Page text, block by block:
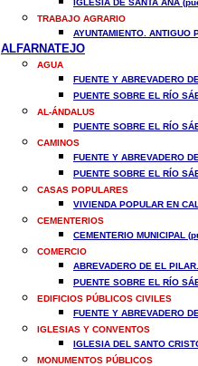
IGLESIA DE SANTA ANA
TRABAJO AGRARIO
AYUNTAMIENTO. ANTIGUO
ALFARNATEJO
AGUA
FUENTE Y ABREVADERO
PUENTE SOBRE EL RÍO
AL-ÁNDALUS
PUENTE SOBRE EL RÍO
CAMINOS
FUENTE Y ABREVADERO
PUENTE SOBRE EL RÍO
CASAS POPULARES
VIVIENDA POPULAR EN
CEMENTERIOS
CEMENTERIO MUNICIPAL
COMERCIO
ABREVADERO DE EL
PUENTE SOBRE EL RÍO
EDIFICIOS PÚBLICOS CIVILES
FUENTE Y ABREVADERO
IGLESIAS Y CONVENTOS
IGLESIA DEL SANTO
MONUMENTOS PÚBLICOS